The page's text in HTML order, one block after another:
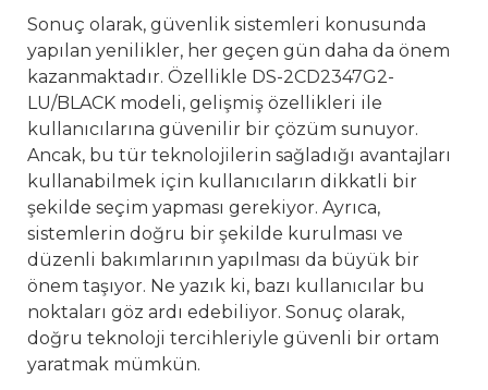
Sonuç olarak, güvenlik sistemleri konusunda
yapılan yenilikler, her geçen gün daha da önem
kazanmaktadır. Özellikle DS-2CD2347G2-
LU/BLACK modeli, gelişmiş özellikleri ile
kullanıcılarına güvenilir bir çözüm sunuyor.
Ancak, bu tür teknolojilerin sağladığı avantajları
kullanabilmek için kullanıcıların dikkatli bir
şekilde seçim yapması gerekiyor. Ayrıca,
sistemlerin doğru bir şekilde kurulması ve
düzenli bakımlarının yapılması da büyük bir
önem taşıyor. Ne yazık ki, bazı kullanıcılar bu
noktaları göz ardı edebiliyor. Sonuç olarak,
doğru teknoloji tercihleriyle güvenli bir ortam
yaratmak mümkün.